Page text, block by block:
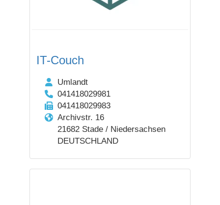
IT-Couch
Umlandt
041418029981
041418029983
Archivstr. 16
21682 Stade / Niedersachsen
DEUTSCHLAND